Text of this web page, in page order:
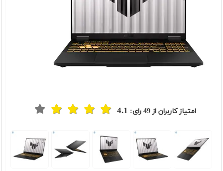
امتیاز کاربران از49 رای: 4.1